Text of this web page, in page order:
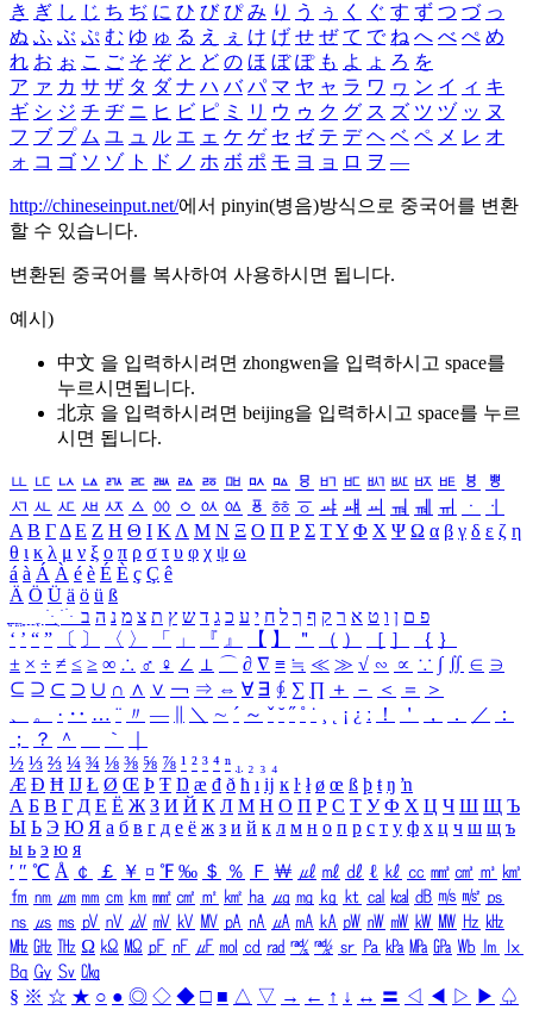
き ぎ し じ ち ぢ に ひ び ぴ み り う ぅ く ぐ す ず つ づ っ
ぬ ふ ぶ ぷ む ゆ ゅ る え ぇ け げ せ ぜ て で ね へ べ ぺ め
れ お ぉ こ ご そ ぞ と ど の ほ ぼ ぽ も よ ょ ろ を
ア ァ カ サ ザ タ ダ ナ ハ バ パ マ ヤ ャ ラ ワ ヮ ン イ ィ キ
ギ シ ジ チ ヂ ニ ヒ ビ ピ ミ リ ウ ゥ ク グ ス ズ ツ ヅ ッ ヌ
フ ブ プ ム ユ ュ ル エ ェ ケ ゲ セ ゼ テ デ ヘ ベ ペ メ レ オ
ォ コ ゴ ソ ゾ ト ド ノ ホ ボ ポ モ ヨ ョ ロ ヲ ―
http://chineseinput.net/에서 pinyin(병음)방식으로 중국어를 변환
할 수 있습니다.
변환된 중국어를 복사하여 사용하시면 됩니다.
예시)
中文 을 입력하시려면 zhongwen을 입력하시고 space를
누르시면됩니다.
北京 을 입력하시려면 beijing을 입력하시고 space를 누르
시면 됩니다.
ㅥ ㅦ ㅧ ㅨ ㅩ ㅪ ㅫ ㅬ ㅭ ㅮ ㅯ ㅰ ㅱ ㅲ ㅳ ㅴ ㅵ ㅶ ㅷ ㅸ
ㅹ
ㅺ ㅻ ㅼ ㅽ ㅾ ㅿ ㆀ ㆁ ㆂ ㆃ ㆄ ㆅ ㆆ ㆇ ㆈ ㆉ ㆊ ㆋ ㆌ ㆍ
ㆎ
Α Β ΓΔ Ε Ζ Η Θ Ι ΚΛ Μ Ν Ξ Ο Π Ρ Σ ΤΥ Φ Χ Ψ Ω α β γ δ ε ζ η
θ ι κ λ μ ν ξ ο π ρ σ τ υ φ χ ψ ω
á à Á À é è É È ç Ç ê
Ä Ö Ü ä ö ü ß
ִֶֹ ֻּ ׁׂ פ ם ן ו ט א ר ק ף ך ל ח י ע כ ג ד ש ץ ת צ מ נ ה ב
‘ ’ “ ” 〔 〕 〈 〉 「 」 『 』 【 】 ＂ （ ） ［ ］ ｛ ｝
± × ÷ ≠ ≤ ≥ ∞ ∴ ♂ ♀ ∠ ⊥ ⌒ ∂ ∇ ≡ ≒ ≪ ≫ √ ∽ ∝ ∵ ∫ ∬ ∈ ∋
⊆ ⊇ ⊂ ⊃ ∪ ∩ ∧ ∨ ￢ ⇒ ⇔ ∀ ∃ ∮ ∑ ∏ ＋ － ＜ ＝
＞
、
。 · ‥ … ¨ 〃 ― ＼ ∼ ´ ～ ˇ ˘ ˝ ˚ ˙ ¸ ¡ ¿ ː ！ ＇ ， ． ／
：
；
？ ＾ ｀
½ ⅓ ⅔ ¼ ¾ ⅛ ⅜ ⅝ ⅞ ¹ ² ³ ⁴ ⁿ ₁ ₂ ₃ ₄
Æ Ð Ħ Ĳ Ł Ø Œ Þ Ŧ Ŋ æ đ ð ħ ı ĳ ĸ ŀ ł ø œ ß þ ŧ ŋ ŉ
А Б В Г Д Е Ё Ж З И Й К Л М Н О П Р С Т У Ф Х Ц Ч Ш Щ Ъ
Ы Ь Э Ю Я а б в г д е ё ж з и й к л м н о п р с т у ф х ц ч ш щ ъ
ы ь э ю я
′ ″ ℃ Å ￠ ￡ ￥ ¤ ℉ ‰ ＄ ％ Ｆ ￦ ㎕ ㎖ ㎗ ℓ ㎘ ㏄ ㎣ ㎤ ㎥ ㎦
㎙ ㎚ ㎛ ㎜ ㎝ ㎞ ㎟ ㎠ ㎡ ㎢ ㏊ ㎍ ㎎ ㎏ ㏏ ㎈ ㎉ ㏈ ㎧ ㎨ ㎰
㎱ ㎲ ㎳ ㎴ ㎵ ㎶ ㎷ ㎸ ㎹ ㎀ ㎁ ㎂ ㎃ ㎄ ㎺ ㎻ ㎽ ㎾ ㎿ ㎐ ㎑
㎒ ㎓ ㎔ Ω ㏀ ㏁ ㎊ ㎋ ㎌ ㏖ ㏅ ㎭ ㎮ ㎯ ㏛ ㎩ ㎪ ㎫ ㎬ ㏝ ㏐
㏓
㏃ ㏉ ㏜ ㏆
§ ※ ☆ ★ ○ ● ◎ ◇ ◆ □ ■ △ ▽ → ← ↑ ↓ ↔ 〓 ◁ ◀ ▷ ▶ ♤